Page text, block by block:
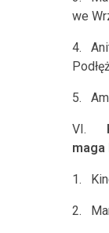
we
4.
5.
VI.
maga
1.
2.